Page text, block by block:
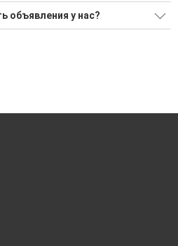
по новостройкам, для
варианта
Р. Максимальная цена: 280 000 Р;
объявления у нас?